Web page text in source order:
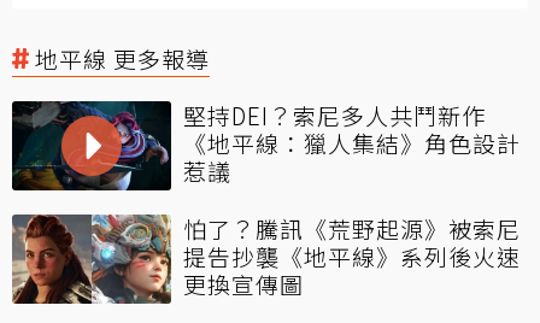
地平線 更多報導
堅持DEI？索尼多人共鬥新作
《地平線：獵人集結》角色設計
惹議
怕了？騰訊《荒野起源》被索尼
提告抄襲《地平線》系列後火速
更換宣傳圖